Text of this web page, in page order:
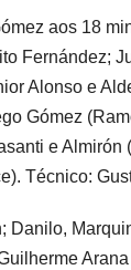
aos 18
Fernández;
Alonso e
Gómez
e Almirón
Técnico:
Danilo,